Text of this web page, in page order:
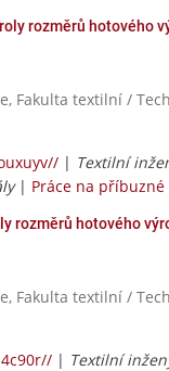
rozměrů hotového
Fakulta textilní /
| Textilní
| Práce na příbuzné
rozměrů hotového
Fakulta textilní /
| Textilní